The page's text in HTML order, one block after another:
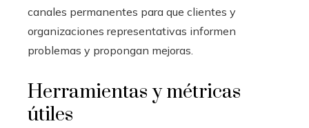
canales permanentes para que clientes y
organizaciones representativas informen
problemas y propongan mejoras.
Herramientas y métricas
útiles